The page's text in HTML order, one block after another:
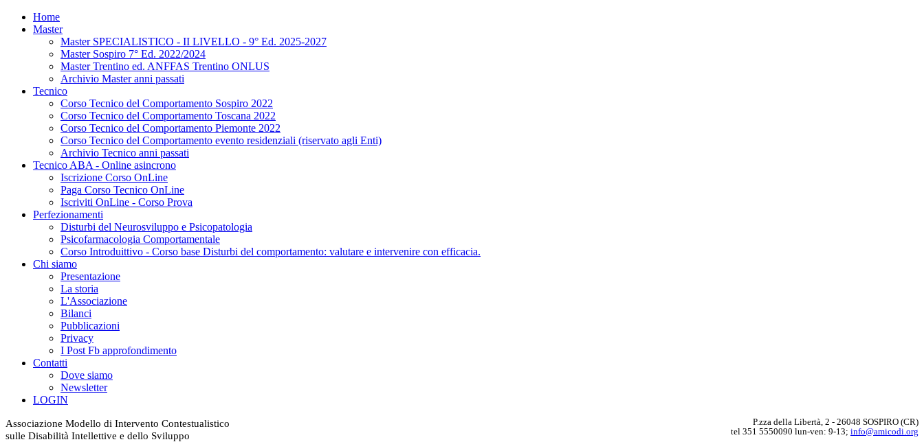
Home
Master
Master SPECIALISTICO - II LIVELLO - 9° Ed. 2025-2027
Master Sospiro 7° Ed. 2022/2024
Master Trentino ed. ANFFAS Trentino ONLUS
Archivio Master anni passati
Tecnico
Corso Tecnico del Comportamento Sospiro 2022
Corso Tecnico del Comportamento Toscana 2022
Corso Tecnico del Comportamento Piemonte 2022
Corso Tecnico del Comportamento evento residenziali (riservato agli Enti)
Archivio Tecnico anni passati
Tecnico ABA - Online asincrono
Iscrizione Corso OnLine
Paga Corso Tecnico OnLine
Iscriviti OnLine - Corso Prova
Perfezionamenti
Disturbi del Neurosviluppo e Psicopatologia
Psicofarmacologia Comportamentale
Corso Introduittivo - Corso base Disturbi del comportamento: valutare e intervenire con efficacia.
Chi siamo
Presentazione
La storia
L'Associazione
Bilanci
Pubblicazioni
Privacy
I Post Fb approfondimento
Contatti
Dove siamo
Newsletter
LOGIN
P.zza della Libertà, 2 - 26048 SOSPIRO (CR)
tel 351 5550090 lun-ven: 9-13; info@amicodi.org
Associazione Modello di Intervento Contestualistico
sulle Disabilità Intellettive e dello Sviluppo